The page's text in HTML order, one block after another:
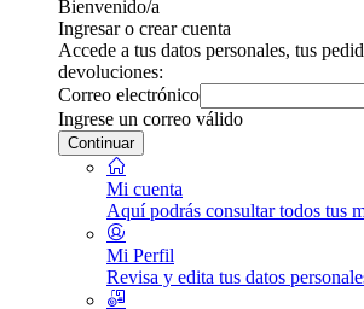
Bienvenido/a
Ingresar o crear cuenta
Accede a tus datos personales, tus
devoluciones:
Correo electrónico
Ingrese un correo válido
Continuar
Mi cuenta
Aquí podrás consultar todos tus
Mi Perfil
Revisa y edita tus datos